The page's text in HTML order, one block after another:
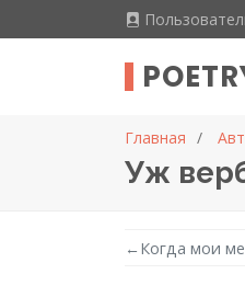
Главная
Уж
← Когда мои